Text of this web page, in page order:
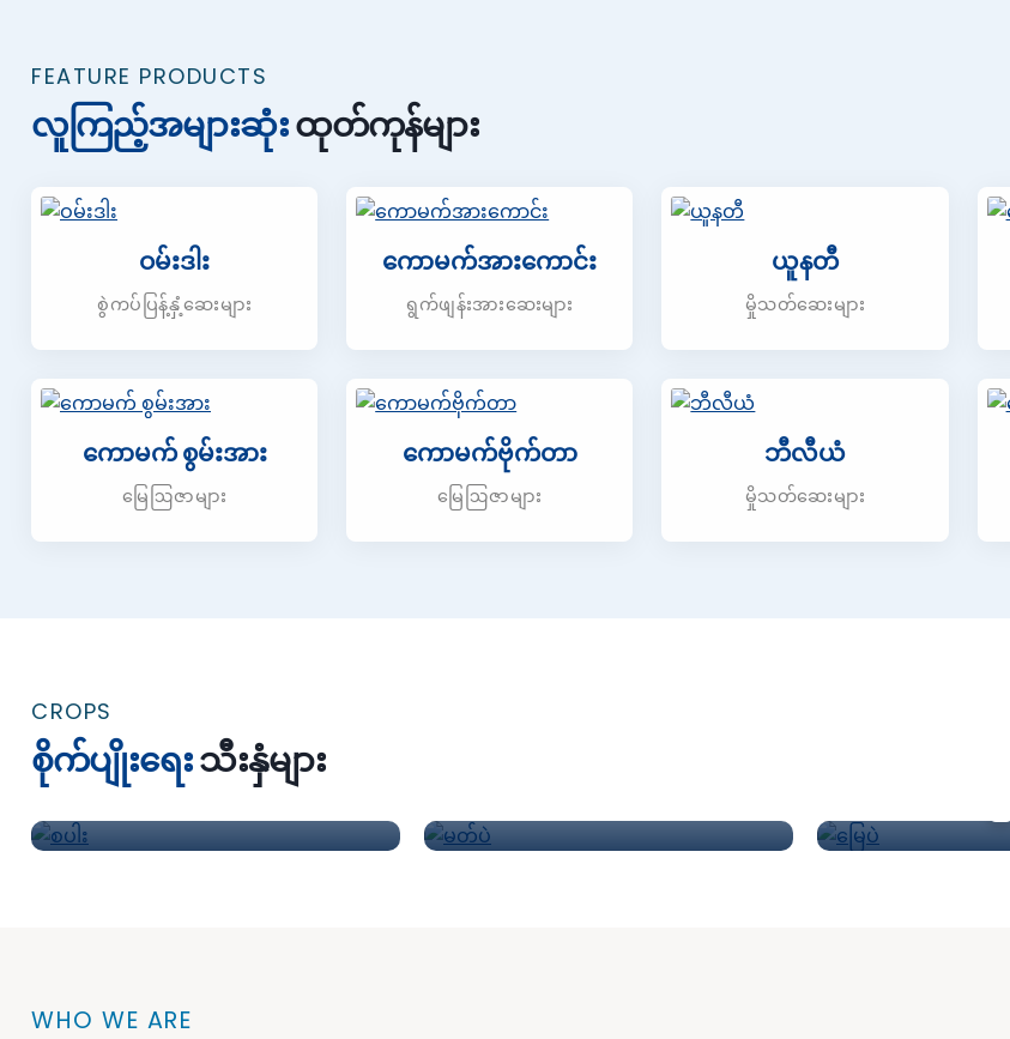
FEATURE PRODUCTS
လူကြည့်အများဆုံးထုတ်ကုန်များ
ဝမ်းဒါး
စွဲကပ်ပြန့်နှံ့ဆေးများ
ကောမက်အားကောင်း
ရွက်ဖျန်းအားဆေးများ
ယူနတီ
မှိုသတ်ဆေးများ
ကောမက် စွမ်းအား
မြေဩဇာများ
ကောမက်ဗိုက်တာ
မြေဩဇာများ
ဘီလီယံ
မှိုသတ်ဆေးများ
CROPS
စိုက်ပျိုးရေးသီးနှံများ
WHO WE ARE